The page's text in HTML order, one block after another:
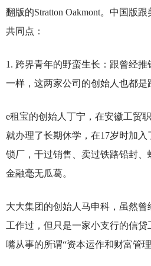
翻版的Stratton Oakmont。中国版
共同点：
1. 跨界青年的野蛮生长：跟曾经
一样，这两家公司的创始人也都是
e租宝的创始人丁宁，在安徽工贸
就办理了长期休学，在17岁时加
锁厂，干过销售、卖过铁路铅封
金融毫无瓜葛。
大大集团的创始人马申科，虽然
工作过，但只是一家小支行的信
嘴从事的所谓“资本运作和财富管